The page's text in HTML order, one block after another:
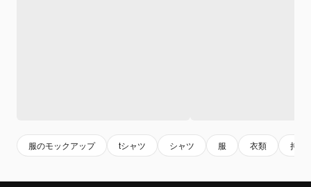
服のモックアップ tシャツ シャツ 服 衣類 持続